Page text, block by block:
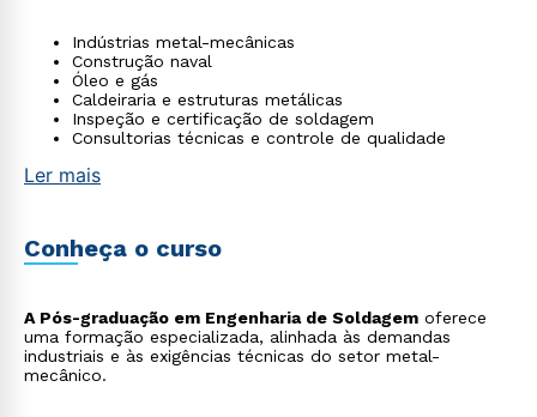
Indústrias metal-mecânicas
Construção naval
Óleo e gás
Caldeiraria e estruturas metálicas
Inspeção e certificação de soldagem
Consultorias técnicas e controle de qualidade
Ler mais
Conheça o curso
A Pós-graduação em Engenharia de Soldagem oferece
uma formação especializada, alinhada às demandas
industriais e às exigências técnicas do setor metal-
mecânico.